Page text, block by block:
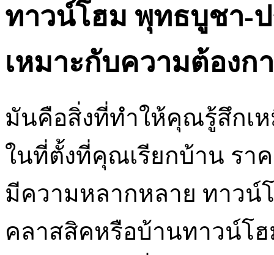
ทาวน์โฮม พุทธบูชา-
เหมาะกับความต้อง
มันคือสิ่งที่ทำให้คุณรู้สึกเ
ในที่ตั้งที่คุณเรียกบ้าน รา
มีความหลากหลาย ทาวน์
คลาสสิคหรือบ้านทาวน์โ